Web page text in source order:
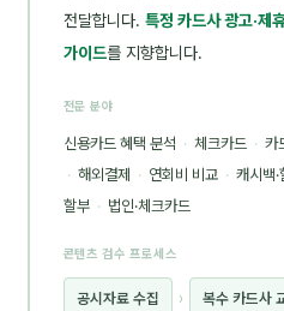
전달합니다. 특정 카드사 광고·제
가이드를 지향합니다.
전문 분야
신용카드 혜택 분석 · 체크카드 · 카
· 해외결제 · 연회비 비교 · 캐시백·
할부 · 법인·체크카드
콘텐츠 검수 프로세스
공시자료 수집 › 복수 카드사